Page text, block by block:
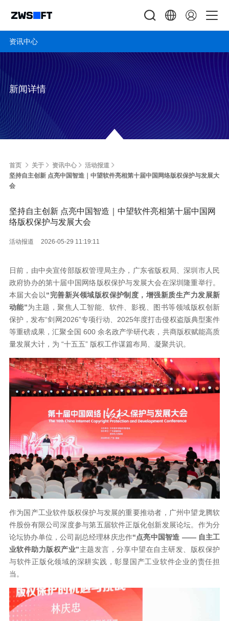
新闻详情
资讯中心
首页 关于 资讯中心
活动报道
坚持自主创新 点亮中国智造｜中望软件亮相第十届中国网络版权保护与发展大
会
坚持自主创新 点亮中国智造｜中望软件亮相第十届中国网
络版权保护与发展大会
活动报道 2026-05-29 11:19:11
日前，由中央宣传部版权管理局主办，广东省版权局、深圳市人民
政府协办的第十届中国网络版权保护与发展大会在深圳隆重举行。
本届大会以“完善新兴领域版权保护制度，增强新质生产力发展新
动能”为主题，聚焦人工智能、软件、影视、图书等领域版权创新
保护，发布“剑网2026”专项行动、2025年度打击侵权盗版典型案件
等重磅成果，汇聚全国 600 余名政产学研代表，共商版权赋能高质
量发展大计，为 “十五五” 版权工作谋篇布局、凝聚共识。
作为国产工业软件版权保护与发展的重要推动者，广州中望龙腾软
件股份有限公司深度参与第五届软件正版化创新发展论坛。作为分
论坛协办单位，公司副总经理林庆忠作“点亮中国智造 —— 自主工
业软件助力版权产业”主题发言，分享中望在自主研发、版权保护
与软件正版化领域的深耕实践，彰显国产工业软件企业的责任担
当。